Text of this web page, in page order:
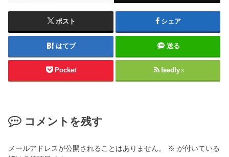
ポスト シェア
はてブ 送る
Pocket feedly 3
コメントを残す
メールアドレスが公開されることはありません。 ※ が付いている